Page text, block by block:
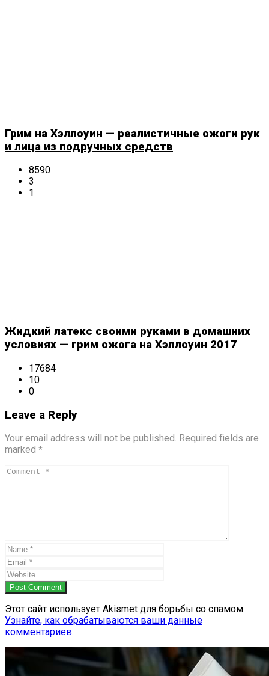
Грим на Хэллоуин — реалистичные ожоги рук
и лица из подручных средств
8590
3
1
Жидкий латекс своими руками в домашних
условиях — грим ожога на Хэллоуин 2017
17684
10
0
Leave a Reply
Your email address will not be published. Required fields are
marked *
Post Comment
Этот сайт использует Akismet для борьбы со спамом.
Узнайте, как обрабатываются ваши данные
комментариев.